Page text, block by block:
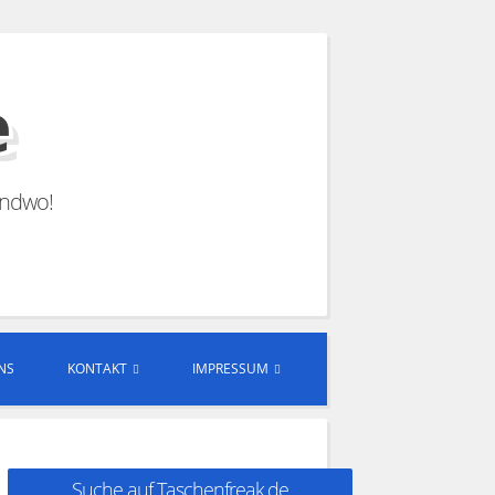
KONTAKT IMPRESSUM
Suche auf Taschenfreak.de